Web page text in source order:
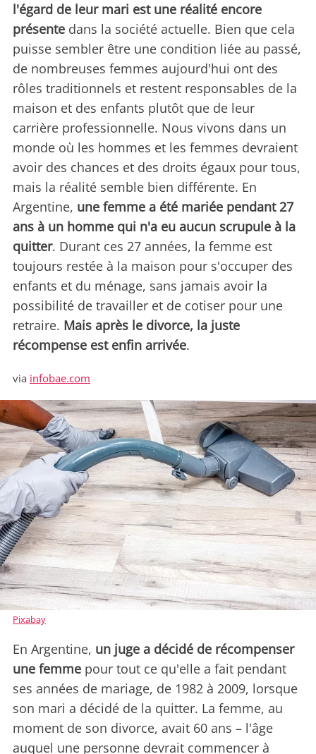
l'égard de leur mari est une réalité encore
présente dans la société actuelle. Bien que cela
puisse sembler être une condition liée au passé,
de nombreuses femmes aujourd'hui ont des
rôles traditionnels et restent responsables de la
maison et des enfants plutôt que de leur
carrière professionnelle. Nous vivons dans un
monde où les hommes et les femmes devraient
avoir des chances et des droits égaux pour tous,
mais la réalité semble bien différente. En
Argentine, une femme a été mariée pendant 27
ans à un homme qui n'a eu aucun scrupule à la
quitter. Durant ces 27 années, la femme est
toujours restée à la maison pour s'occuper des
enfants et du ménage, sans jamais avoir la
possibilité de travailler et de cotiser pour une
retraire. Mais après le divorce, la juste
récompense est enfin arrivée.
via infobae.com
Pixabay
En Argentine, un juge a décidé de récompenser
une femme pour tout ce qu'elle a fait pendant
ses années de mariage, de 1982 à 2009, lorsque
son mari a décidé de la quitter. La femme, au
moment de son divorce, avait 60 ans – l'âge
auquel une personne devrait commencer à